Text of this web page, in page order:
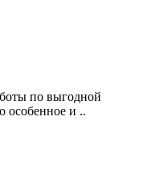
по выгодной
особенное и ..